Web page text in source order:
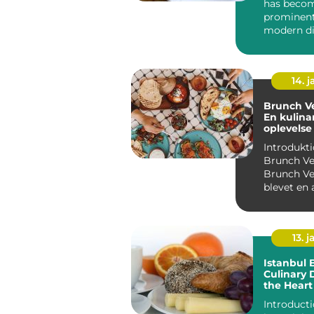
has
modern
delightful
14.
Brunch
En
Brunch
Brunch
blevet en
målti...
13.
Istanbul
Culinary
the
Introduction